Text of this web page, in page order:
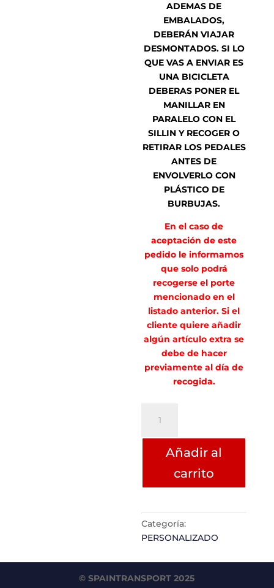
ADEMAS DE
EMBALADOS,
DEBERÁN VIAJAR
DESMONTADOS. SI LO
QUE VAS A ENVIAR ES
UNA BICICLETA
DEBERAS PONER EL
MANILLAR EN
PARALELO CON EL
SILLIN Y RECOGER O
RETIRAR LOS PEDALES
ANTES DE
ENVOLVERLO CON
PLÁSTICO DE
BURBUJAS.
En el caso de
aceptación de este
pedido le informamos
que solo podrá
recogerse el porte
mencionado en el
listado anterior. Si el
cliente quiere añadir
algún artículo extra se
debe de hacer
previamente al día de
recogida.
Hernández
cantidad
Añadir al
carrito
Categoría:
PERSONALIZADO
© SPAINTRANSPORT 2025